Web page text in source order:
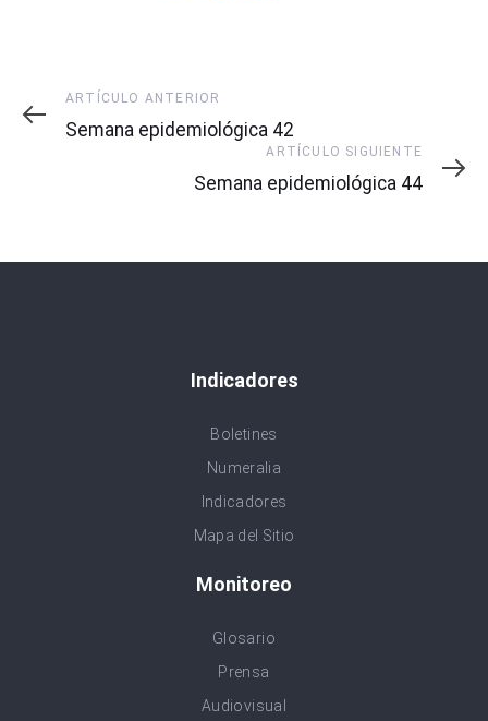
Artículo
Anterior
ARTÍCULO ANTERIOR
Semana epidemiológica 42
Siguiente
ARTÍCULO SIGUIENTE
Semana epidemiológica 44
Indicadores
Boletines
Numeralia
Indicadores
Mapa del Sitio
Monitoreo
Glosario
Prensa
Audiovisual